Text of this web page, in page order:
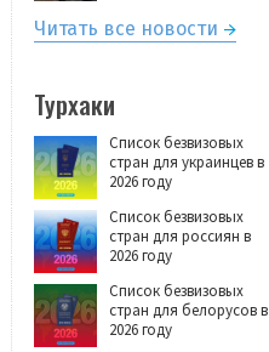
Читать все новости
Турхаки
Список безвизовых
стран для украинцев в
2026 году
Список безвизовых
стран для россиян в
2026 году
Список безвизовых
стран для белорусов в
2026 году